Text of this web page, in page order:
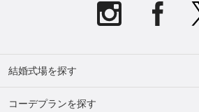
結婚式場を探す
コーデプランを探す